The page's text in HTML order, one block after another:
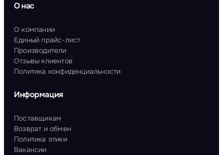
О нас
О компании
Единый прайс-лист
Производители
Отзывы клиентов
Политика конфиденциальности
Информация
Поставщикам
Возврат и обмен
Политика этики
Вакансии